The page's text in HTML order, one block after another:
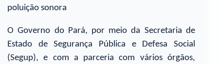
poluição sonora
O Governo do Pará, por meio da Secretaria de
Estado de Segurança Pública e Defesa Social
(Segup), e com a parceria com vários órgãos,